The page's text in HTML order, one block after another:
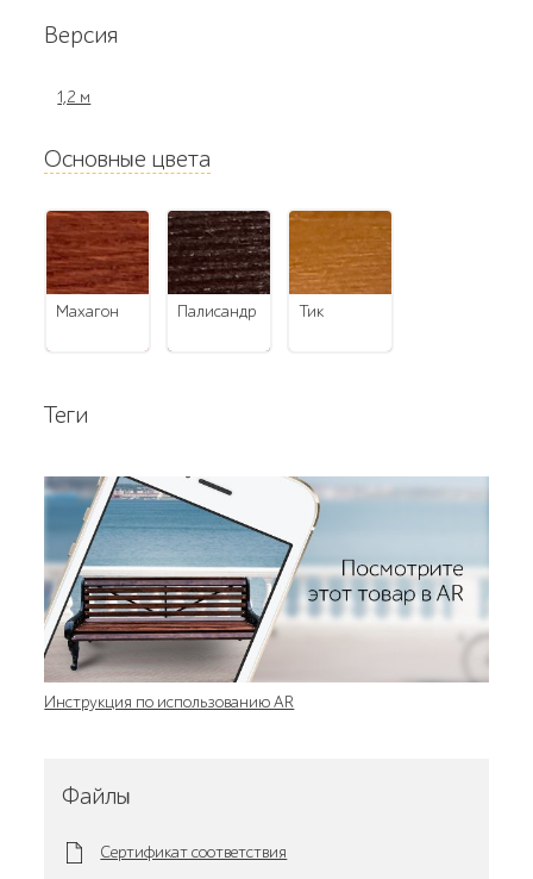
Версия
1,2 м
Основные цвета
махагон палисандр тик
Теги
Инструкция по использованию AR
Файлы
Сертификат соответствия